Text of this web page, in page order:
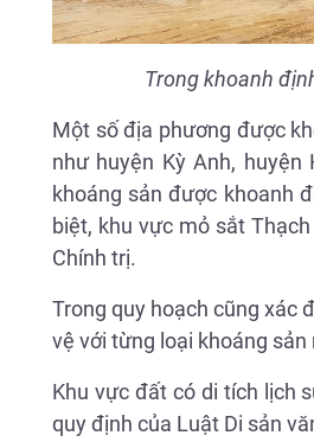
Trong khoanh
Một số địa phương được
như huyện Kỳ Anh,
khoáng sản được khoanh
biệt, khu vực mỏ sắt
Chính trị.
Trong quy hoạch cũng xác
vệ với từng loại khoáng sản
Khu vực đất có di tích lịch
quy định của Luật Di sản